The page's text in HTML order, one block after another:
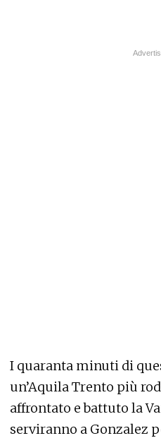
I quaranta minuti di
un’Aquila Trento più
affrontato e battuto la
serviranno a Gonzalez